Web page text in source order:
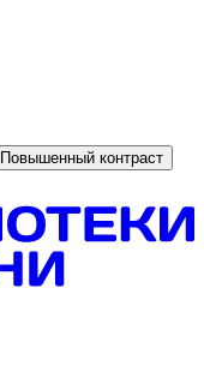
Повышенный контраст